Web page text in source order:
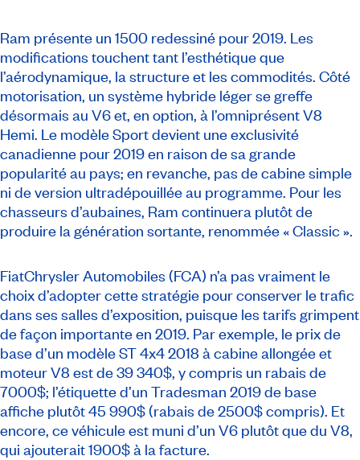
Ram présente un 1500 redessiné pour 2019. Les
modifications touchent tant l’esthétique que
l’aérodynamique, la structure et les commodités. Côté
motorisation, un système hybride léger se greffe
désormais au V6 et, en option, à l’omniprésent V8
Hemi. Le modèle Sport devient une exclusivité
canadienne pour 2019 en raison de sa grande
popularité au pays; en revanche, pas de cabine simple
ni de version ultradépouillée au programme. Pour les
chasseurs d’aubaines, Ram continuera plutôt de
produire la génération sortante, renommée « Classic ».
FiatChrysler Automobiles (FCA) n’a pas vraiment le
choix d’adopter cette stratégie pour conserver le trafic
dans ses salles d’exposition, puisque les tarifs grimpent
de façon importante en 2019. Par exemple, le prix de
base d’un modèle ST 4x4 2018 à cabine allongée et
moteur V8 est de 39 340$, y compris un rabais de
7000$; l’étiquette d’un Tradesman 2019 de base
affiche plutôt 45 990$ (rabais de 2500$ compris). Et
encore, ce véhicule est muni d’un V6 plutôt que du V8,
qui ajouterait 1900$ à la facture.